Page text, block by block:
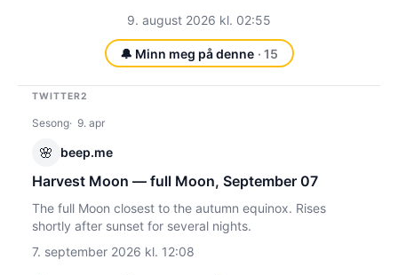
9. august 2026 kl. 02:55
🔔 Minn meg på denne · 15
TWITTER2
Sesong 9. apr
🌸 beep.me
Harvest Moon — full Moon, September 07
The full Moon closest to the autumn equinox. Rises
shortly after sunset for several nights.
7. september 2026 kl. 12:08